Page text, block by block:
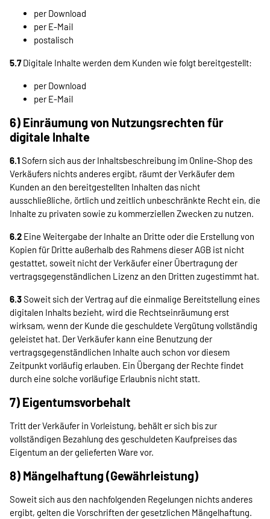
per Download
per E-Mail
postalisch
5.7Digitale Inhalte werden dem Kunden wie folgt bereitgestellt:
per Download
per E-Mail
6) Einräumung von Nutzungsrechten für
digitale Inhalte
6.1Sofern sich aus der Inhaltsbeschreibung im Online-Shop des
Verkäufers nichts anderes ergibt, räumt der Verkäufer dem
Kunden an den bereitgestellten Inhalten das nicht
ausschließliche, örtlich und zeitlich unbeschränkte Recht ein, die
Inhalte zu privaten sowie zu kommerziellen Zwecken zu nutzen.
6.2 Eine Weitergabe der Inhalte an Dritte oder die Erstellung von
Kopien für Dritte außerhalb des Rahmens dieser AGB ist nicht
gestattet, soweit nicht der Verkäufer einer Übertragung der
vertragsgegenständlichen Lizenz an den Dritten zugestimmt hat.
6.3Soweit sich der Vertrag auf die einmalige Bereitstellung eines
digitalen Inhalts bezieht, wird die Rechtseinräumung erst
wirksam, wenn der Kunde die geschuldete Vergütung vollständig
geleistet hat. Der Verkäufer kann eine Benutzung der
vertragsgegenständlichen Inhalte auch schon vor diesem
Zeitpunkt vorläufig erlauben. Ein Übergang der Rechte findet
durch eine solche vorläufige Erlaubnis nicht statt.
7) Eigentumsvorbehalt
Tritt der Verkäufer in Vorleistung, behält er sich bis zur
vollständigen Bezahlung des geschuldeten Kaufpreises das
Eigentum an der gelieferten Ware vor.
8) Mängelhaftung (Gewährleistung)
Soweit sich aus den nachfolgenden Regelungen nichts anderes
ergibt, gelten die Vorschriften der gesetzlichen Mängelhaftung.